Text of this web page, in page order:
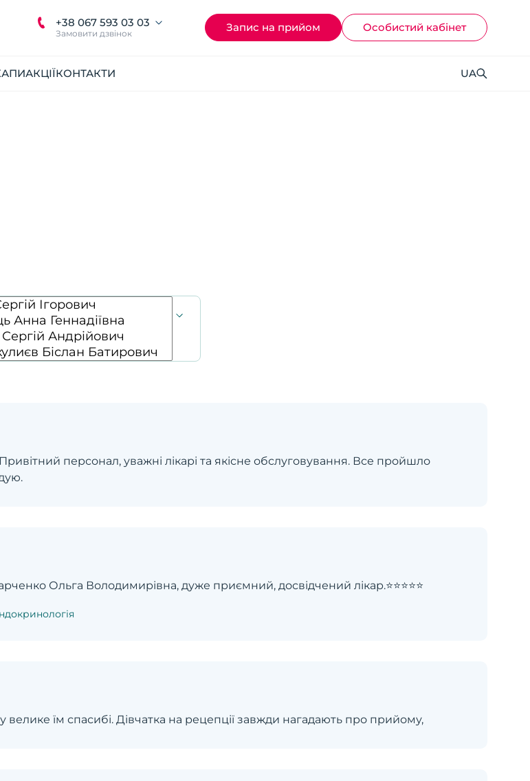
+38 067 593 03 03
Замовити дзвінок Запис на прийом Ocoбистий кабінет
АКЦІЇКОНТАКТИ UA
персонал, уважні лікарі та якісне обслуговування. Все пройшло
Ольга Володимирівна, дуже приємний, досвідчений лікар.⭐️⭐️⭐️⭐️⭐️
велике їм спасибі. Дівчатка на рецепції завжди нагадають про прийому,